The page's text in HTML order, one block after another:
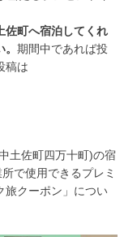
佐町へ宿泊してくれ
期間中であれば投
稿は
土佐町四万十町)の宿
で使用できるプレミ
旅クーポン」につい